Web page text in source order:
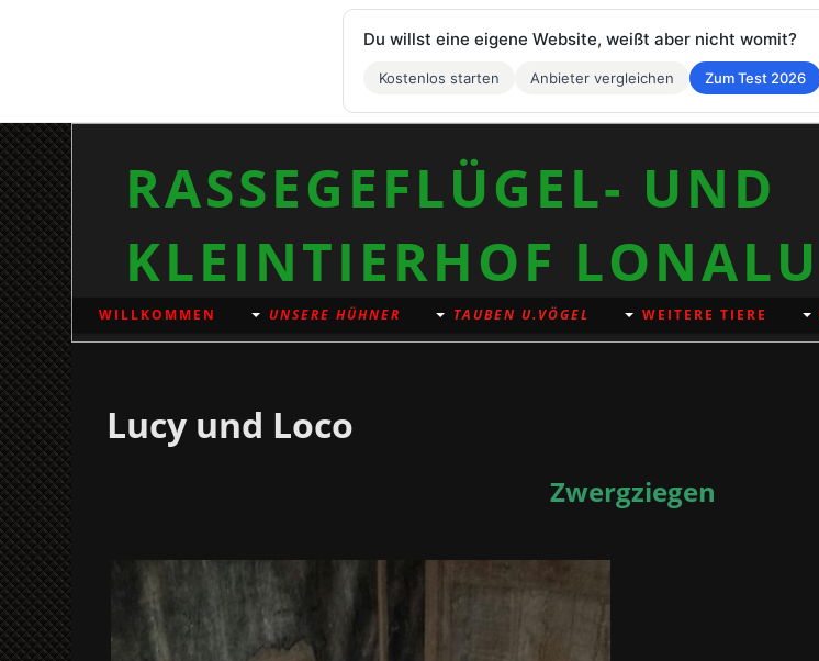
RASSEGEFLÜGEL- UND
KLEINTIERHOF LONALU
WILLKOMMEN UNSERE HÜHNER TAUBEN U.VÖGEL WEITERE TIERE
Lucy und Loco
Zwergziegen
Du willst eine eigene Website, weißt aber nicht womit?
Kostenlos starten Anbieter vergleichen Zum Test 2026